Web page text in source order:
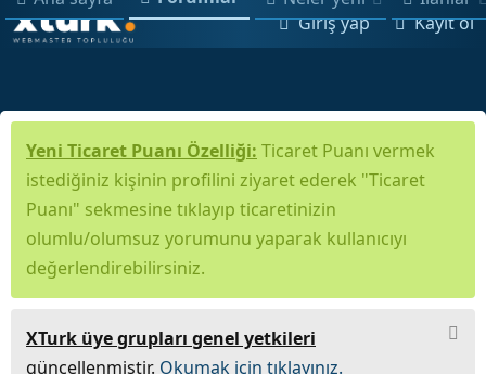
Giriş yap Kayıt ol
Yeni Ticaret Puanı Özelliği: Ticaret Puanı vermek
istediğiniz kişinin profilini ziyaret ederek "Ticaret
Puanı" sekmesine tıklayıp ticaretinizin
olumlu/olumsuz yorumunu yaparak kullanıcıyı
değerlendirebilirsiniz.
XTurk üye grupları genel yetkileri
güncellenmiştir. Okumak için tıklayınız.